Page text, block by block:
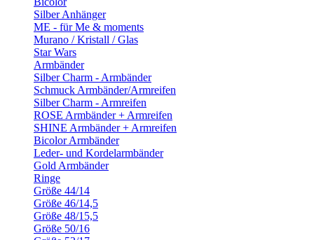
Silber Anhänger
ME - für Me & moments
Murano / Kristall / Glas
Star Wars
Armbänder
Silber Charm - Armbänder
Schmuck Armbänder/Armreifen
Silber Charm - Armreifen
ROSE Armbänder + Armreifen
SHINE Armbänder + Armreifen
Bicolor Armbänder
Leder- und Kordelarmbänder
Gold Armbänder
Ringe
Größe 44/14
Größe 46/14,5
Größe 48/15,5
Größe 50/16